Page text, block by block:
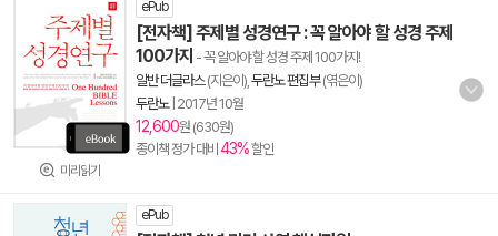
미리읽기
ePub
[전자책] 주제별 성경연구 : 꼭 알아야 할 성경 주제
100가지 - 꼭 알아야 할 성경 주제 100가지!
알반 더글라스(지은이), 두란노 편집부(엮은이)
두란노| 2017년 10월
12,600원 (630원)
종이책 정가 대비 43%할인
ePub